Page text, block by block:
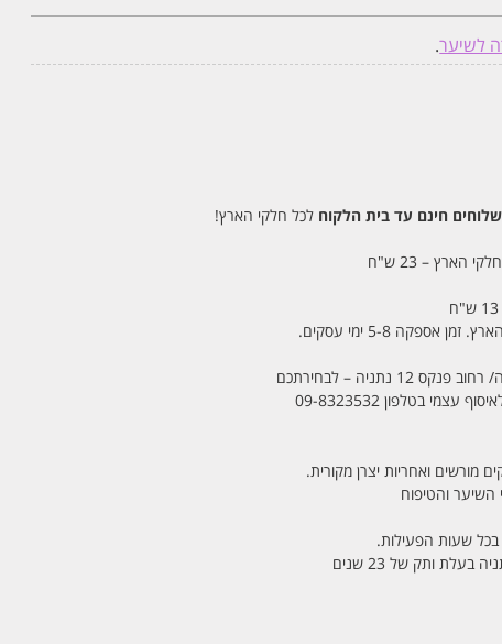
לשיער.
חינם עד בית הלקוח לכל חלקי הארץ!
הארץ – 23 ש"ח
בטלפון 09-8323532
מורשים ואחריות יצרן מקורית.
בכל שעות הפעילות.
ותק של 23 שנים